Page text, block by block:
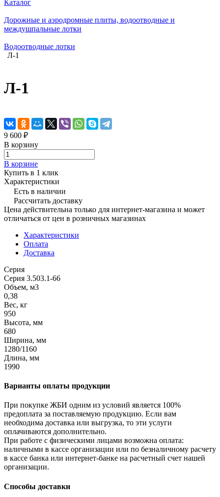
Каталог
Дорожные и аэродромные плиты, водоотводные и
междушпальные лотки
Водоотводные лотки
Л-1
Л-1
9 600 ₽
В корзину
В корзине
Купить в 1 клик
Характеристики
Есть в наличии
Рассчитать доставку
Цена действительна только для интернет-магазина и может
отличаться от цен в розничных магазинах
Характеристики
Оплата
Доставка
Серия
Серия 3.503.1-66
Объем, м3
0,38
Вес, кг
950
Высота, мм
680
Ширина, мм
1280/1160
Длина, мм
1990
Варианты оплаты продукции
При покупке ЖБИ одним из условий является 100%
предоплата за поставляемую продукцию. Если вам
необходима доставка или выгрузка, то эти услуги
оплачиваются дополнительно.
При работе с физическими лицами возможна оплата:
наличными в кассе организации или по безналичному расчету
в кассе банка или интернет-банке на расчетный счет нашей
организации.
Способы доставки